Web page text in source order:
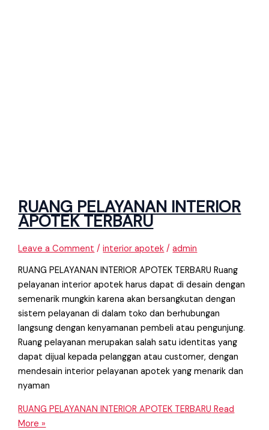
RUANG PELAYANAN INTERIOR
APOTEK TERBARU
Leave a Comment /interior apotek /admin
RUANG PELAYANAN INTERIOR APOTEK TERBARU Ruang
pelayanan interior apotek harus dapat di desain dengan
semenarik mungkin karena akan bersangkutan dengan
sistem pelayanan di dalam toko dan berhubungan
langsung dengan kenyamanan pembeli atau pengunjung.
Ruang pelayanan merupakan salah satu identitas yang
dapat dijual kepada pelanggan atau customer, dengan
mendesain interior pelayanan apotek yang menarik dan
nyaman
RUANG PELAYANAN INTERIOR APOTEK TERBARU Read
More »